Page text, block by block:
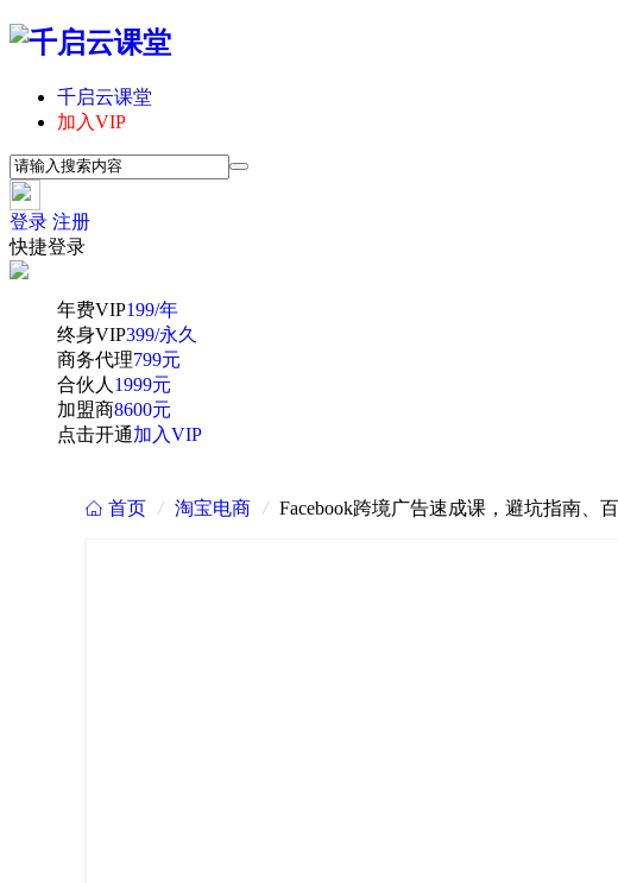
千启云课堂
加入VIP
登录 注册
快捷登录
年费VIP199/年
终身VIP399/永久
商务代理799元
合伙人 1999元
加盟商8600元
点击开通加入VIP
 首页 / 淘宝电商 / Facebook跨境广告速成课，避坑指南、